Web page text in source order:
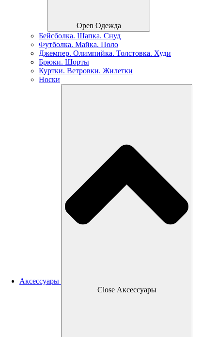
Open Одежда
Бейсболка. Шапка. Снуд
Футболка. Майка. Поло
Джемпер. Олимпийка. Толстовка. Худи
Брюки. Шорты
Куртки. Ветровки. Жилетки
Носки
Аксессуары
Close Аксессуары